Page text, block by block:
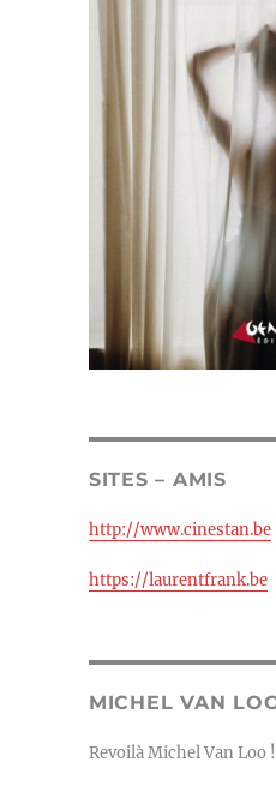
SITES – AMIS
http://www.cinestan.be
https://laurentfrank.be
MICHEL VAN
Revoilà Michel Van Loo !